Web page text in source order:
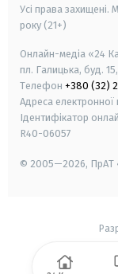
Усі права захищені.
року (21+)
Онлайн-медіа «24
пл. Галицька, буд.
Телефон +380 (32)
Адреса
Ідентифікатор
R40-06057
© 2005—2026, ПрАТ